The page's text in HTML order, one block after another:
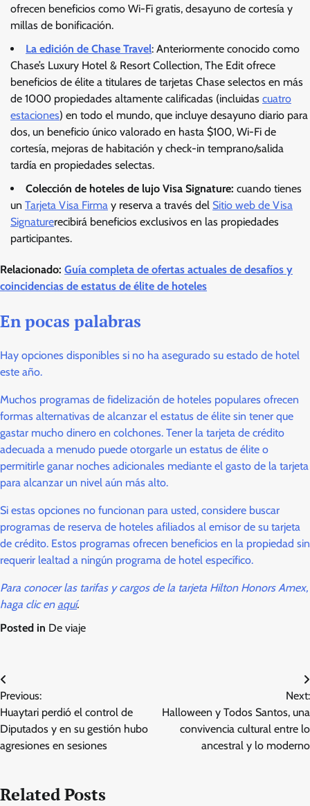
ofrecen beneficios como Wi-Fi gratis, desayuno de cortesía y
millas de bonificación.
La edición de Chase Travel: Anteriormente conocido como
Chase’s Luxury Hotel & Resort Collection, The Edit ofrece
beneficios de élite a titulares de tarjetas Chase selectos en más
de 1000 propiedades altamente calificadas (incluidas cuatro
estaciones) en todo el mundo, que incluye desayuno diario para
dos, un beneficio único valorado en hasta $100, Wi-Fi de
cortesía, mejoras de habitación y check-in temprano/salida
tardía en propiedades selectas.
Colección de hoteles de lujo Visa Signature: cuando tienes
un Tarjeta Visa Firma y reserva a través del Sitio web de Visa
Signaturerecibirá beneficios exclusivos en las propiedades
participantes.
Relacionado: Guía completa de ofertas actuales de desafíos y
coincidencias de estatus de élite de hoteles
En pocas palabras
Hay opciones disponibles si no ha asegurado su estado de hotel
este año.
Muchos programas de fidelización de hoteles populares ofrecen
formas alternativas de alcanzar el estatus de élite sin tener que
gastar mucho dinero en colchones. Tener la tarjeta de crédito
adecuada a menudo puede otorgarle un estatus de élite o
permitirle ganar noches adicionales mediante el gasto de la tarjeta
para alcanzar un nivel aún más alto.
Si estas opciones no funcionan para usted, considere buscar
programas de reserva de hoteles afiliados al emisor de su tarjeta
de crédito. Estos programas ofrecen beneficios en la propiedad sin
requerir lealtad a ningún programa de hotel específico.
Para conocer las tarifas y cargos de la tarjeta Hilton Honors Amex,
haga clic en aquí.
Posted in De viaje
Post
navigation
Previous:
Huaytari perdió el control de
Diputados y en su gestión hubo
agresiones en sesiones
Next:
Halloween y Todos Santos, una
convivencia cultural entre lo
ancestral y lo moderno
Related Posts